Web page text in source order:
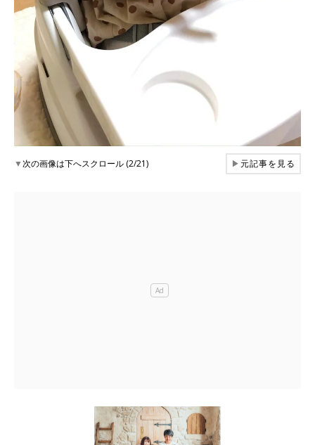
▼次の画像は下へスクロール (2/21) ▶元記事を見る